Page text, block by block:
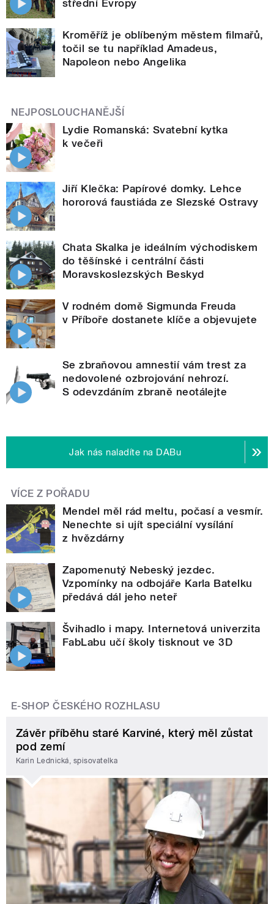
střední Evropy
Kroměříž je oblíbeným městem filmařů,
točil se tu například Amadeus,
Napoleon nebo Angelika
NEJPOSLOUCHANĚJŠÍ
Lydie Romanská: Svatební kytka
k večeři
Jiří Klečka: Papírové domky. Lehce
hororová faustiáda ze Slezské Ostravy
Chata Skalka je ideálním východiskem
do těšínské i centrální části
Moravskoslezských Beskyd
V rodném domě Sigmunda Freuda
v Příboře dostanete klíče a objevujete
Se zbraňovou amnestií vám trest za
nedovolené ozbrojování nehrozí.
S odevzdáním zbraně neotálejte
Jak nás naladíte na DABu
VÍCE Z POŘADU
Mendel měl rád meltu, počasí a vesmír.
Nenechte si ujít speciální vysílání
z hvězdárny
Zapomenutý Nebeský jezdec.
Vzpomínky na odbojáře Karla Batelku
předává dál jeho neteř
Švihadlo i mapy. Internetová univerzita
FabLabu učí školy tisknout ve 3D
E-SHOP ČESKÉHO ROZHLASU
Závěr příběhu staré Karviné, který měl zůstat
pod zemí
Karin Lednická, spisovatelka